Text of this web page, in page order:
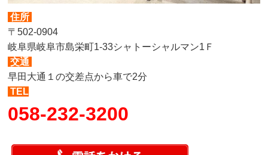
住所
〒502-0904
岐阜県岐阜市島栄町1-33シャトーシャルマン1Ｆ
交通
早田大通１の交差点から車で2分
TEL
058-232-3200